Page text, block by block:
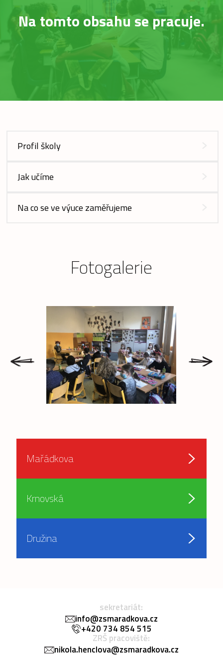
Na tomto obsahu se pracuje.
Profil školy
Jak učíme
Na co se ve výuce zaměřujeme
Fotogalerie
Mařádkova
Krnovská
Družina
sekretariát:
info@zsmaradkova.cz
+420 734 854 515
ZRŠ pracoviště:
nikola.henclova@zsmaradkova.cz